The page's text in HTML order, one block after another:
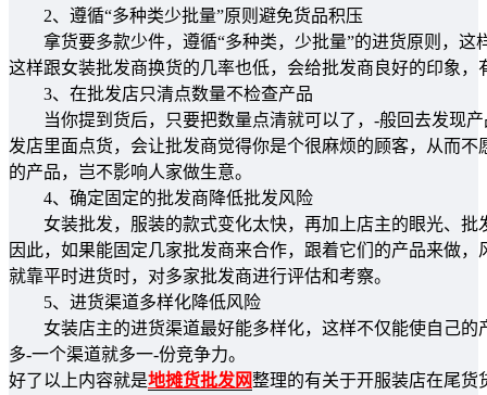
2、遵循“多种类少批量”原则避免货品积压
拿货要多款少件，遵循“多种类，少批量”的进货原则，这
这样跟女装批发商换货的几率也低，会给批发商良好的印象，
3、在批发店只清点数量不检查产品
当你提到货后，只要把数量点清就可以了，-般回去发现产
发店里面点货，会让批发商觉得你是个很麻烦的顾客，从而
的产品，岂不影响人家做生意。
4、确定固定的批发商降低批发风险
女装批发，服装的款式变化太快，再加上店主的眼光、批
因此，如果能固定几家批发商来合作，跟着它们的产品来做
就靠平时进货时，对多家批发商进行评估和考察。
5、进货渠道多样化降低风险
女装店主的进货渠道最好能多样化，这样不仅能使自己的
多-一个渠道就多一-份竞争力。
好了以上内容就是地摊货批发网整理的有关于开服装店在尾货